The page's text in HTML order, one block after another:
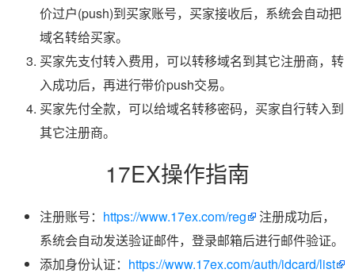
价过户(push)到买家账号，买家接收后，系统会自动把
域名转给买家。
买家先支付转入费用，可以转移域名到其它注册商，转
入成功后，再进行带价push交易。
买家先付全款，可以给域名转移密码，买家自行转入到
其它注册商。
17EX操作指南
注册账号： https://www.17ex.com/reg
注册成功后，
系统会自动发送验证邮件，登录邮箱后进行邮件验证。
添加身份认证： https://www.17ex.com/auth/idcard/list